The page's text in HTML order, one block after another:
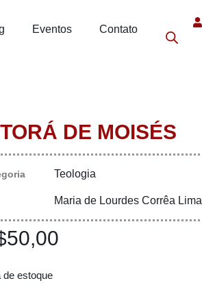
Eventos Contato
DE MOISÉS
Teologia
Maria de Lourdes Corrêa Lima
50,00
de estoque